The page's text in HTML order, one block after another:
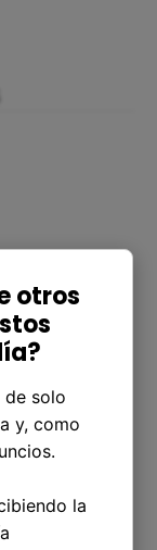
gracia
incluso
Los hijos de
la vida y la
recordar
de Dios en
otros
de solo
y, como
la